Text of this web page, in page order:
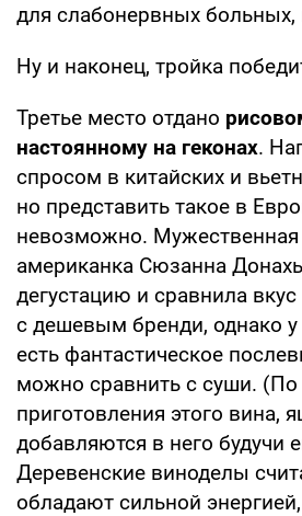
для слабонервных больных,
Ну и наконец, тройка
Третье место отдано
настоянному на геконах.
спросом в китайских и
но представить такое в
невозможно. Мужественная
американка Сюзанна
дегустацию и сравнила
с дешевым бренди, однако у
есть фантастическое
можно сравнить с суши.
приготовления этого вина,
добавляются в него
Деревенские виноделы
обладают сильной